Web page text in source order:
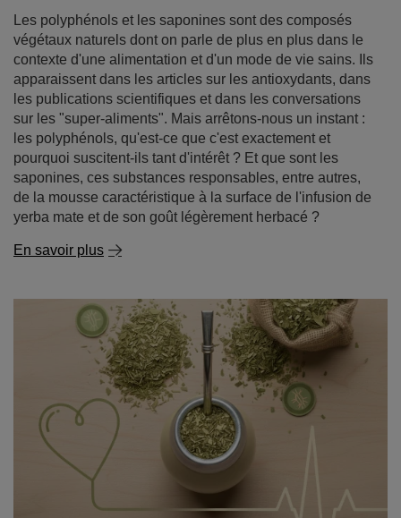
Les polyphénols et les saponines sont des composés
végétaux naturels dont on parle de plus en plus dans le
contexte d'une alimentation et d'un mode de vie sains. Ils
apparaissent dans les articles sur les antioxydants, dans
les publications scientifiques et dans les conversations
sur les "super-aliments". Mais arrêtons-nous un instant :
les polyphénols, qu'est-ce que c'est exactement et
pourquoi suscitent-ils tant d'intérêt ? Et que sont les
saponines, ces substances responsables, entre autres,
de la mousse caractéristique à la surface de l'infusion de
yerba mate et de son goût légèrement herbacé ?
En savoir plus